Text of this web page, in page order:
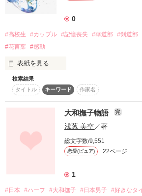
---*---*---*---*---*---*
上げさせてもらいました!!
今まで読んでいただいていた方には本当
申し訳ないです(/_;)
理解&把握お願いします!!
---*---*---*---*---*---*
0
#高校生 #カップル #記憶喪失 #華道部 #剣道部
#花言葉 #感動
表紙を見る
野花に咲く花、ひっそりと咲く花、お店に
その花には一つ一つ『花言葉』がありま
みなさんはご存知でしょうか？
そしてその花言葉は時には大きな力になり
そう、これからお話する彼らのようにー
検索結果
タイトル
キーワード 作家名
大和撫子物語 完
浅葱 美空／著
総文字数/9,551
恋愛(ピュア) 22ページ
1
#日本 #ハーフ #大和撫子 #日本男子 #好きなタ